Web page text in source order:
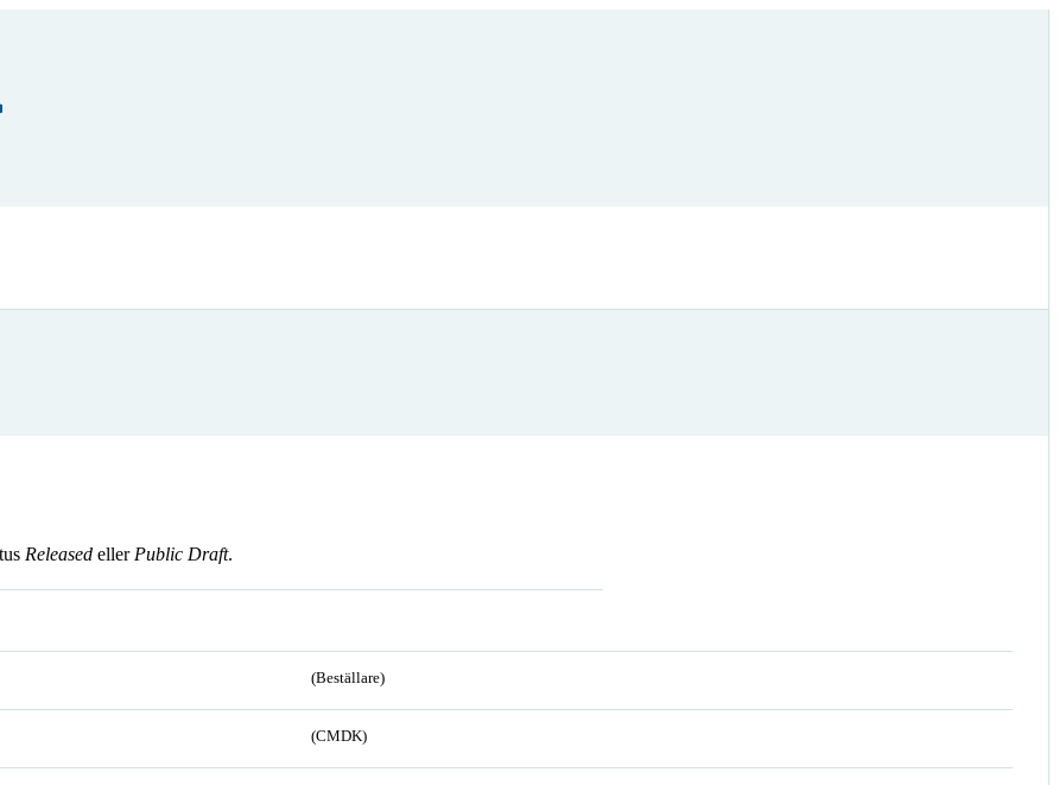
Released eller Public Draft.
(Beställare)
(CMDK)